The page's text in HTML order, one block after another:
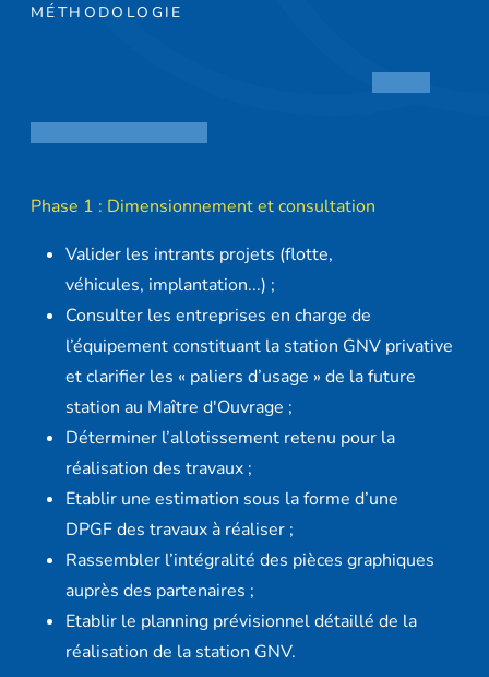
MÉTHODOLOGIE
Phase 1 : Dimensionnement et consultation
Valider les intrants projets (flotte,
véhicules, implantation...) ;
Consulter les entreprises en charge de
l’équipement constituant la station GNV privative
et clarifier les « paliers d’usage » de la future
station au Maître d'Ouvrage ;
Déterminer l’allotissement retenu pour la
réalisation des travaux ;
Etablir une estimation sous la forme d’une
DPGF des travaux à réaliser ;
Rassembler l’intégralité des pièces graphiques
auprès des partenaires ;
Etablir le planning prévisionnel détaillé de la
réalisation de la station GNV.